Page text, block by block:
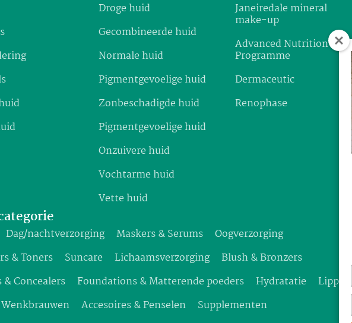
Droge huid
Gecombineerde huid
Normale huid
Pigmentgevoelige huid
Zonbeschadigde huid
Pigmentgevoelige huid
Onzuivere huid
Vochtarme huid
Vette huid
Janeiredale mineral
make-up
Advanced Nutrition
Programme
Dermaceutic
Renophase
Dag/nachtverzorging Maskers & Serums
Oogverzorging
& Toners
Suncare Lichaamsverzorging
Blush & Bronzers
Concealers
Foundations & Matterende poeders Hydratatie
Lippen
Accesoires & Penselen
Supplementen